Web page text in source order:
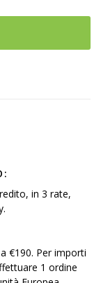
in 3 rate,
€190. Per importi
1 ordine